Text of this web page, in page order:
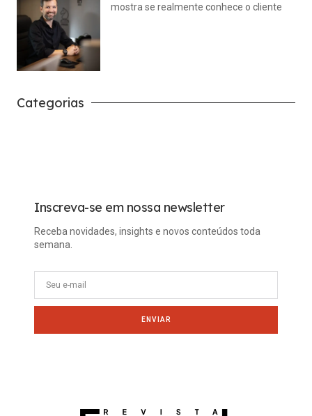
mostra se realmente conhece o cliente
Categorias
Inscreva-se em nossa newsletter
Receba novidades, insights e novos conteúdos toda
semana.
ENVIAR